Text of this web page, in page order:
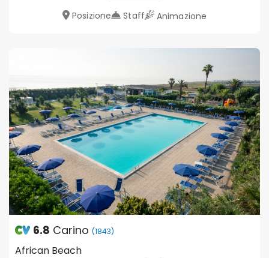
Posizione Staff Animazione
6.8 Carino (1843)
African Beach